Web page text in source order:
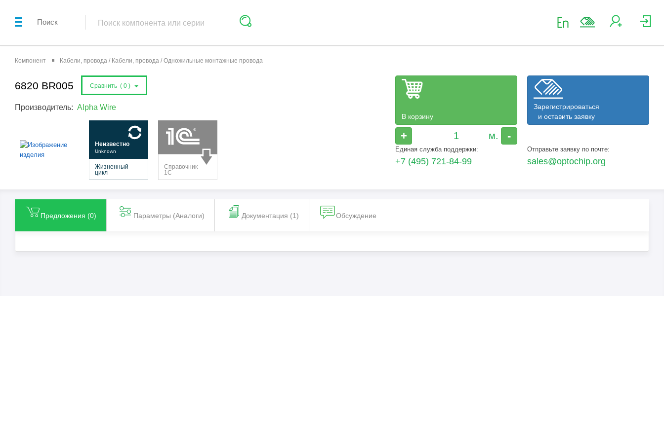
Поиск
Компонент Кабели, провода / Кабели, провода / Одножильные монтажные провода
6820 BR005 Сравнить ( 0 )
Производитель: Alpha Wire
В корзину
+ -
Зарегистрироваться
и оставить заявку
Единая служба поддержки:
+7 (495) 721-84-99
Отправьте заявку по почте:
sales@optochip.org
Предложения (0) Параметры (Aналоги) Документация (1) Обсуждение